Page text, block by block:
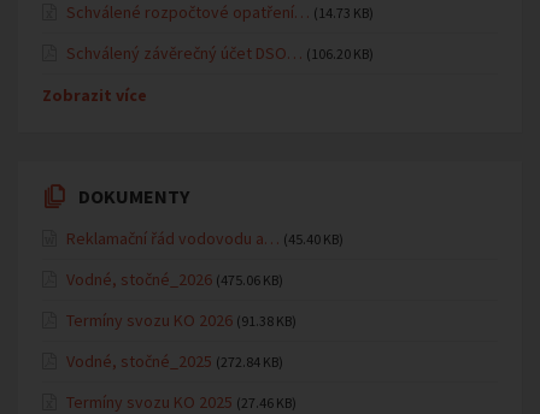
Schválené rozpočtové opatření… (14.73 KB)
Schválený závěrečný účet DSO… (106.20 KB)
Zobrazit více
DOKUMENTY
Reklamační řád vodovodu a… (45.40 KB)
Vodné, stočné_2026 (475.06 KB)
Termíny svozu KO 2026 (91.38 KB)
Vodné, stočné_2025 (272.84 KB)
Termíny svozu KO 2025 (27.46 KB)